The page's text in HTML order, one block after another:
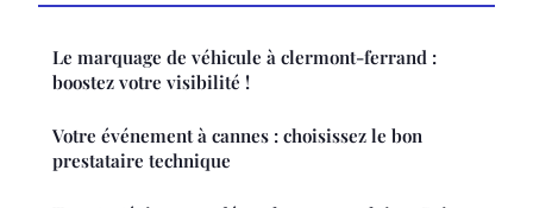
Le marquage de véhicule à clermont-ferrand :
boostez votre visibilité !
Votre événement à cannes : choisissez le bon
prestataire technique